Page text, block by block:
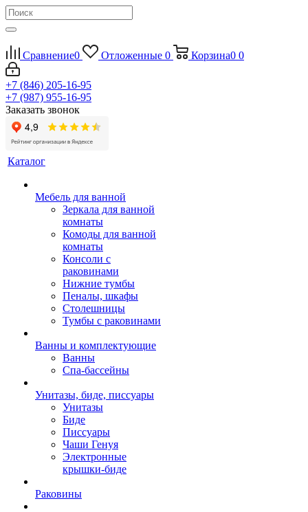
Сравнение0 Отложенные 0 Корзина0 0
+7 (846) 205-16-95
+7 (987) 955-16-95
Заказать звонок
Каталог
Мебель для ванной
Зеркала для ванной
комнаты
Комоды для ванной
комнаты
Консоли с
раковинами
Нижние тумбы
Пеналы, шкафы
Столешницы
Тумбы с раковинами
Ванны и комплектующие
Ванны
Спа-бассейны
Унитазы, биде, писсуары
Унитазы
Биде
Писсуары
Чаши Генуя
Электронные
крышки-биде
Раковины